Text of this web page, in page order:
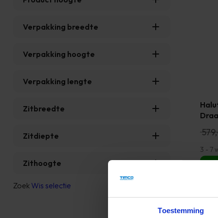
Toestemming
Verpakking breedte
Verpakking hoogte
Verpakking lengte
Zitbreedte
Zitdiepte
Zithoogte
Zoek Wis selectie
3 - 7